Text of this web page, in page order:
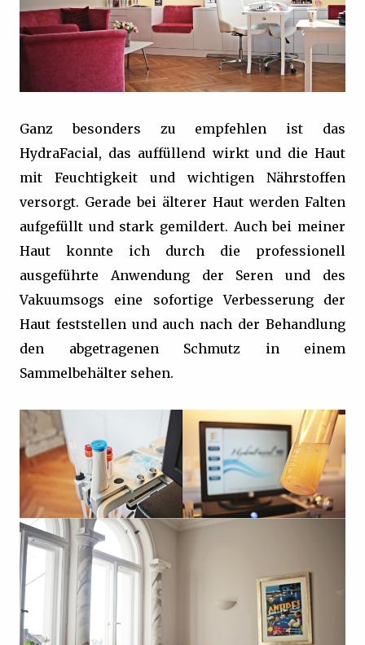
Ganz besonders zu empfehlen ist das
HydraFacial, das auffüllend wirkt und die Haut
mit Feuchtigkeit und wichtigen Nährstoffen
versorgt. Gerade bei älterer Haut werden Falten
aufgefüllt und stark gemildert. Auch bei meiner
Haut konnte ich durch die professionell
ausgeführte Anwendung der Seren und des
Vakuumsogs eine sofortige Verbesserung der
Haut feststellen und auch nach der Behandlung
den abgetragenen Schmutz in einem
Sammelbehälter sehen.